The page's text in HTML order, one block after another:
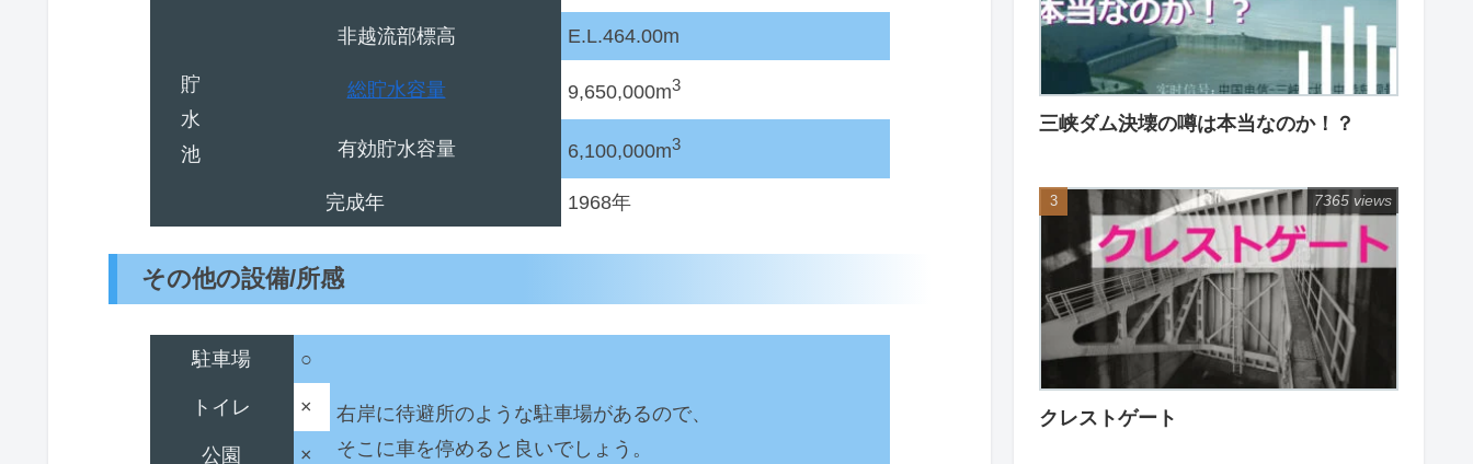
非越流部標高 E.L.464.00m
貯
水
池
総貯水容量 9,650,000m3
有効貯水容量 6,100,000m3
完成年 1968年
その他の設備/所感
駐車場 ○
右岸に待避所のような駐車場があるので、
そこに車を停めると良いでしょう。
トイレ ×
公園 ×
三峡ダム決壊の噂は本当なのか！？
クレストゲート
7365 views